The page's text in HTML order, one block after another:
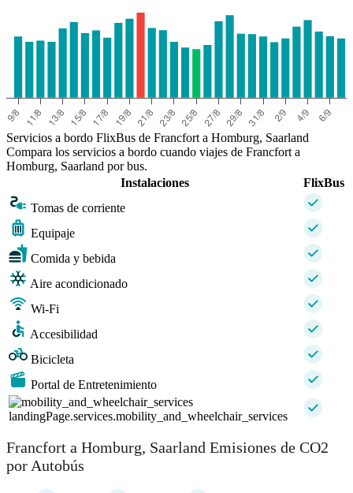
Servicios a bordo FlixBus de Francfort a Homburg, Saarland
Compara los servicios a bordo cuando viajes de Francfort a
Homburg, Saarland por bus.
Instalaciones
FlixBus
Tomas de corriente
Equipaje
Comida y bebida
Aire acondicionado
Wi-Fi
Accesibilidad
Bicicleta
Portal de Entretenimiento
landingPage.services.mobility_and_wheelchair_services
Francfort a Homburg, Saarland Emisiones de CO2
por Autobús